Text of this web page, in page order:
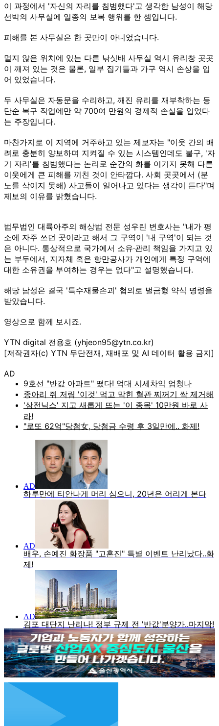
이 과정에서 '자신의 자리를 침범했다'고 생각한 남성이 해당
선박의 사무실에 일종의 보복 행위를 한 셈입니다.
피해를 본 사무실은 한 곳만이 아니었습니다.
멀지 않은 위치에 있는 다른 낚싯배 사무실 역시 유리창 곳곳
이 깨져 있는 것은 물론, 일부 집기들과 가구 역시 손상을 입
어 있었습니다.
두 사무실은 자동문을 수리하고, 깨진 유리를 재부착하는 등
단순 복구 작업에만 약 700여 만원의 경제적 손실을 입었다
는 주장입니다.
마찬가지로 이 지역에 거주하고 있는 제보자는 "이웃 간의 배
려로 충분히 양보하며 지켜질 수 있는 시스템인데도 불구, '자
기 자리'를 침범했다는 논리로 순간의 화를 이기지 못해 다른
이웃에게 큰 피해를 끼친 것이 안타깝다. 사회 곳곳에서 (분
노를 삭이지 못해) 사고들이 일어나고 있다는 생각이 든다"며
제보의 이유를 밝혔습니다.
법무법인 대륙아주의 해상법 전문 성우린 변호사는 "내가 평
소에 자주 쓰던 곳이라고 해서 그 구역이 '내 구역'이 되는 것
은 아니다. 통상적으로 국가에서 소유·관리 책임을 가지고 있
는 부두에서, 지자체 혹은 항만공사가 개인에게 특정 구역에
대한 소유권을 부여하는 경우는 없다"고 설명했습니다.
해당 남성은 결국 '특수재물손괴' 혐의로 벌금형 약식 명령을
받았습니다.
영상으로 함께 보시죠.
YTN digital 전용호 (yhjeon95@ytn.co.kr)
[저작권자(c) YTN 무단전재, 재배포 및 AI 데이터 활용 금지]
AD